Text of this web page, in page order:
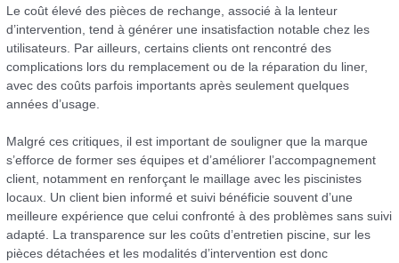
Le coût élevé des pièces de rechange, associé à la lenteur
d’intervention, tend à générer une insatisfaction notable chez les
utilisateurs. Par ailleurs, certains clients ont rencontré des
complications lors du remplacement ou de la réparation du liner,
avec des coûts parfois importants après seulement quelques
années d’usage.
Malgré ces critiques, il est important de souligner que la marque
s’efforce de former ses équipes et d’améliorer l’accompagnement
client, notamment en renforçant le maillage avec les piscinistes
locaux. Un client bien informé et suivi bénéficie souvent d’une
meilleure expérience que celui confronté à des problèmes sans suivi
adapté. La transparence sur les coûts d’entretien piscine, sur les
pièces détachées et les modalités d’intervention est donc